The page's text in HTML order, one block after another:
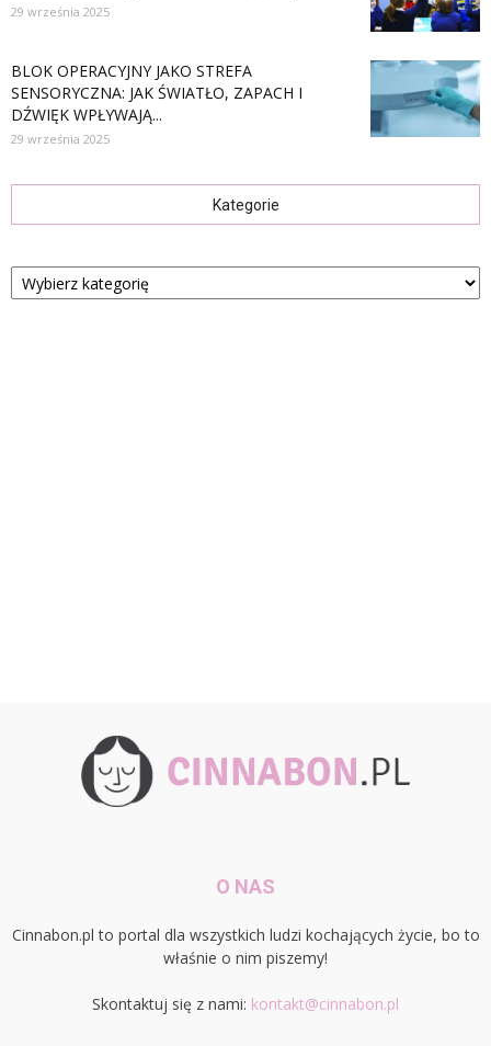
29 września 2025
BLOK OPERACYJNY JAKO STREFA
SENSORYCZNA: JAK ŚWIATŁO, ZAPACH I
DŹWIĘK WPŁYWAJĄ...
29 września 2025
Kategorie
Kategorie
O NAS
Cinnabon.pl to portal dla wszystkich ludzi kochających życie, bo to
właśnie o nim piszemy!
Skontaktuj się z nami: kontakt@cinnabon.pl